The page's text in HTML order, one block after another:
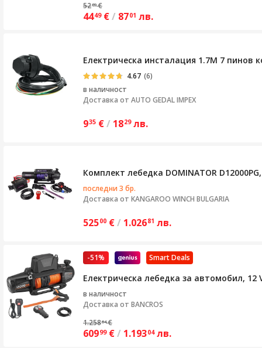
5289 €
4449 €/ 8701 лв.
Електрическа инсталация 1.7M 7 пинов
4.67 (6)
в наличност
Доставка от AUTO GEDAL IMPEX
935 €/ 1829 лв.
Комплект лебедка DOMINATOR
последни 3 бр.
Доставка от KANGAROO WINCH BULGARIA
52500 €/ 1.02681 лв.
Smart Deals
-51%
Електрическа лебедка за автомобил,
в наличност
Доставка от BANCROS
1.25864 €
60999 €/ 1.19304 лв.